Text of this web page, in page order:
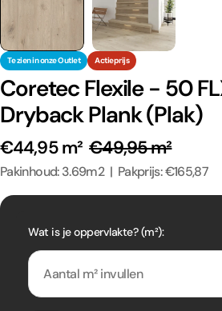
Te zien in onze Outlet Actieprijs
Coretec Flexile - 50
Dryback Plank (Plak)
€44,95 m² €49,95 m²
Pakinhoud: 3.69m2 | Pakprijs: €165,87
Wat is je oppervlakte? (m²):